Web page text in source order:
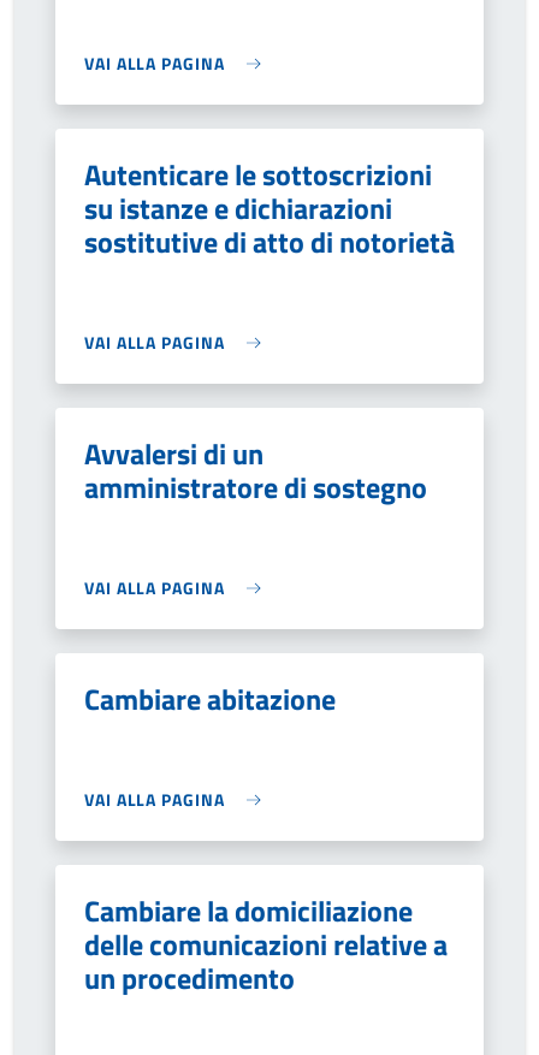
VAI ALLA PAGINA
Autenticare le sottoscrizioni
su istanze e dichiarazioni
sostitutive di atto di notorietà
VAI ALLA PAGINA
Avvalersi di un
amministratore di sostegno
VAI ALLA PAGINA
Cambiare abitazione
VAI ALLA PAGINA
Cambiare la domiciliazione
delle comunicazioni relative a
un procedimento